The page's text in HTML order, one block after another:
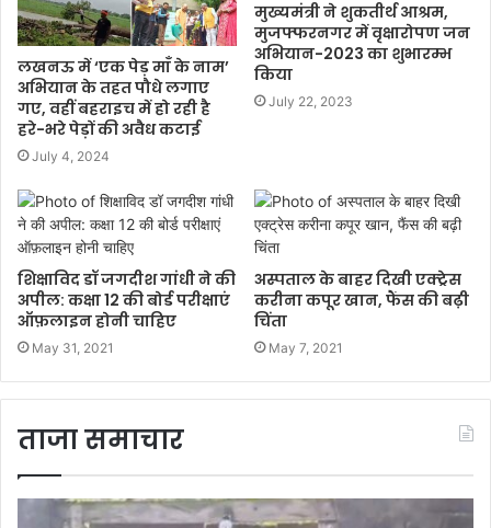
लखनऊ में ‘एक पेड़ माँ के नाम’
अभियान के तहत पौधे लगाए
गए, वहीं बहराइच में हो रही है
हरे-भरे पेड़ों की अवैध कटाई
July 4, 2024
मुख्यमंत्री ने शुकतीर्थ आश्रम,
मुजफ्फरनगर में वृक्षारोपण जन
अभियान-2023 का शुभारम्भ
किया
July 22, 2023
शिक्षाविद डॉ जगदीश गांधी ने की
अपील: कक्षा 12 की बोर्ड परीक्षाएं
ऑफ़लाइन होनी चाहिए
May 31, 2021
अस्पताल के बाहर दिखी एक्ट्रेस
करीना कपूर खान, फैंस की बढ़ी
चिंता
May 7, 2021
ताजा समाचार